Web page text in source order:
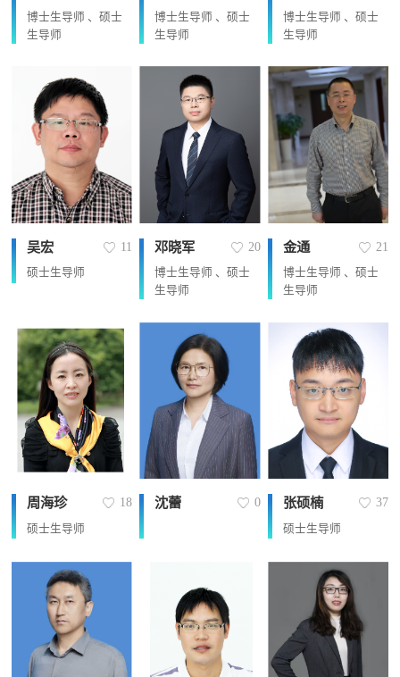
博士生导师 、硕士
生导师
博士生导师 、硕士
生导师
博士生导师 、硕士
生导师
吴宏 11
硕士生导师
邓晓军 20
博士生导师 、硕士
生导师
金通 21
博士生导师 、硕士
生导师
周海珍 18
硕士生导师
沈蕾 0 张硕楠 37
硕士生导师